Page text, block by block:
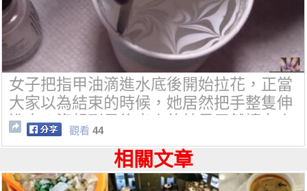
女子把指甲油滴進水底後開始拉花，正當
大家以為結束的時候，她居然把手整隻伸
進去！沒想到最後出來的結果居然讓女人
都幫她尖叫了
觀看 44
相關文章